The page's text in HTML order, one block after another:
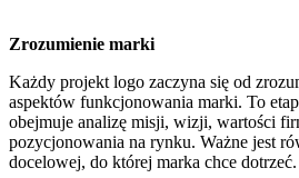
Zrozumienie marki
Każdy projekt logo zaczyna się od
aspektów funkcjonowania marki. To
obejmuje analizę misji, wizji, wartości
pozycjonowania na rynku. Ważne jest
docelowej, do której marka chce dotrzeć.